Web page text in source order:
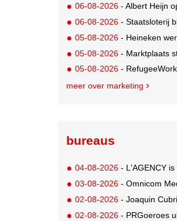
06-08-2026 - Albert Heijn
06-08-2026 - Staatsloterij
05-08-2026 - Heineken
05-08-2026 - Marktplaats
05-08-2026 -
meer over marketing
bureaus
04-08-2026 - L'AGENCY
03-08-2026 - Omnicom
02-08-2026 - Joaquin
02-08-2026 - PRGoeroes